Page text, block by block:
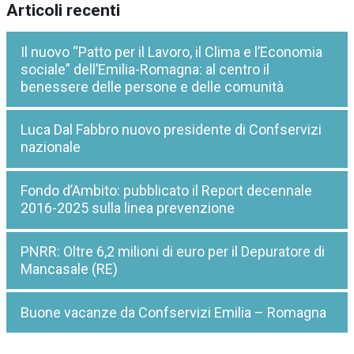
Articoli recenti
Il nuovo “Patto per il Lavoro, il Clima e l’Economia
sociale” dell’Emilia-Romagna: al centro il
benessere delle persone e delle comunità
Luca Dal Fabbro nuovo presidente di Confservizi
nazionale
Fondo d’Ambito: pubblicato il Report decennale
2016-2025 sulla linea prevenzione
PNRR: Oltre 6,2 milioni di euro per il Depuratore di
Mancasale (RE)
Buone vacanze da Confservizi Emilia – Romagna